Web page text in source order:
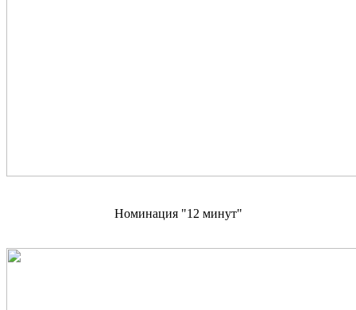
Номинация "12 минут"